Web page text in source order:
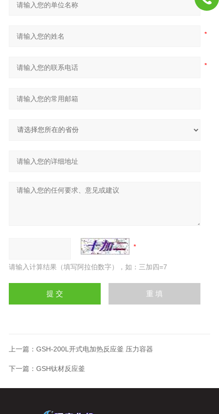
请输入计算结果（填写阿拉伯数字），如：三加四=7
上一篇： GSH-200L开式电加热反应釜 压力容器
下一篇： GSH钛材反应釜